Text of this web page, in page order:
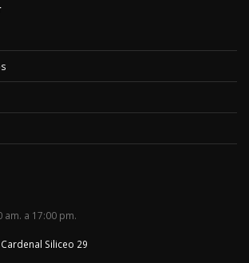
am. a 17:00 pm.
Siliceo 29